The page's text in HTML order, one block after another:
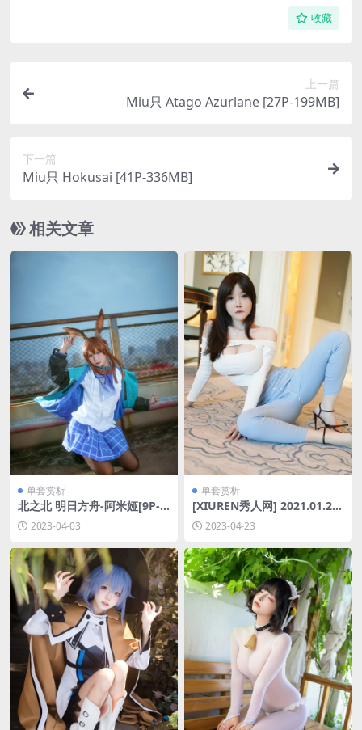
收藏
上一篇
Miu只 Atago Azurlane [27P-199MB]
下一篇
Miu只 Hokusai [41P-336MB]
相关文章
单套赏析
北之北 明日方舟-阿米娅[9P-1
08MB]
2023-04-03
单套赏析
[XIUREN秀人网] 2021.01.28
No.3055 糯美子MINIbabe [4
3P-407MB]
2023-04-23